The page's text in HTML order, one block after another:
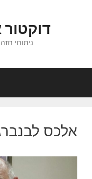
ניתוחי
אלכס